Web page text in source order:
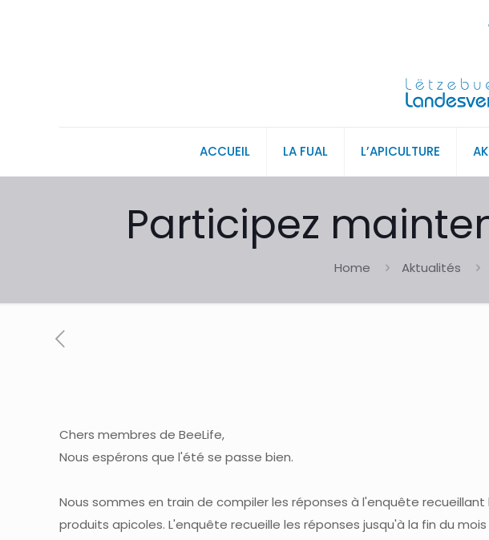
ACCUEIL LA FUAL L’APICULTURE
Participez
Home Aktualités
Chers membres de BeeLife,
Nous espérons que l'été se passe bien.
Nous sommes en train de compiler les réponses à l'enquête
produits apicoles. L'enquête recueille les réponses jusqu'à la fin du